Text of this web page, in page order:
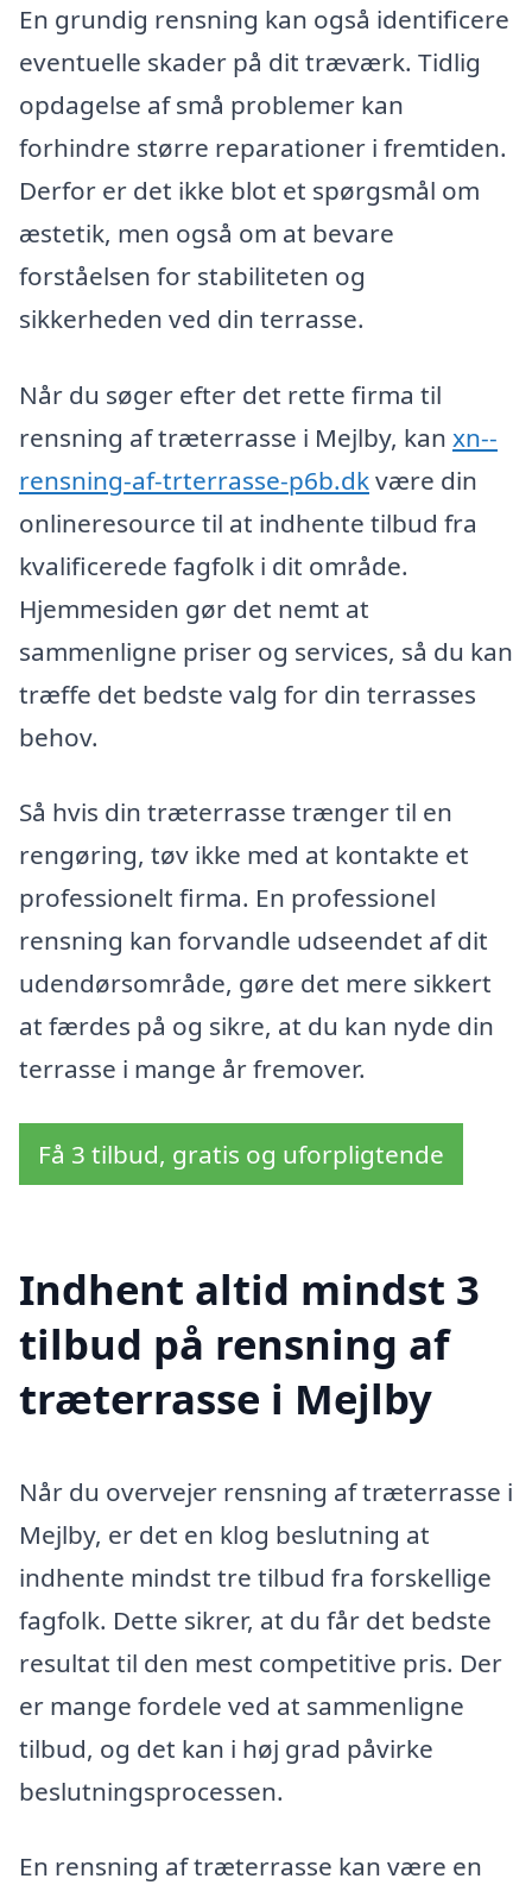
En grundig rensning kan også identificere
eventuelle skader på dit træværk. Tidlig
opdagelse af små problemer kan
forhindre større reparationer i fremtiden.
Derfor er det ikke blot et spørgsmål om
æstetik, men også om at bevare
forståelsen for stabiliteten og
sikkerheden ved din terrasse.
Når du søger efter det rette firma til
rensning af træterrasse i Mejlby, kan xn--
rensning-af-trterrasse-p6b.dkvære din
onlineresource til at indhente tilbud fra
kvalificerede fagfolk i dit område.
Hjemmesiden gør det nemt at
sammenligne priser og services, så du kan
træffe det bedste valg for din terrasses
behov.
Så hvis din træterrasse trænger til en
rengøring, tøv ikke med at kontakte et
professionelt firma. En professionel
rensning kan forvandle udseendet af dit
udendørsområde, gøre det mere sikkert
at færdes på og sikre, at du kan nyde din
terrasse i mange år fremover.
Få 3 tilbud, gratis og uforpligtende
Indhent altid mindst 3
tilbud på rensning af
træterrasse i Mejlby
Når du overvejer rensning af træterrasse i
Mejlby, er det en klog beslutning at
indhente mindst tre tilbud fra forskellige
fagfolk. Dette sikrer, at du får det bedste
resultat til den mest competitive pris. Der
er mange fordele ved at sammenligne
tilbud, og det kan i høj grad påvirke
beslutningsprocessen.
En rensning af træterrasse kan være en